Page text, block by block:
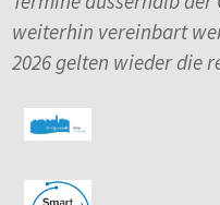
weiterhin vereinbart
2026 gelten wieder die